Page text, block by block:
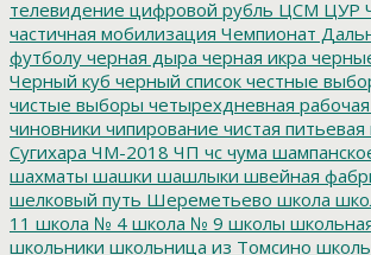
телевидение цифровой рубль ЦСМ ЦУР
частичная мобилизация Чемпионат
футболу черная дыра черная икра
Черный куб черный список честные
чистые выборы четырехдневная
чиновники чипирование чистая питьевая
Сугихара ЧМ-2018 ЧП чс чума
шахматы шашки шашлыки швейная
шелковый путь Шереметьево школа
11 школа № 4 школа № 9 школы
школьники школьница из Томсино